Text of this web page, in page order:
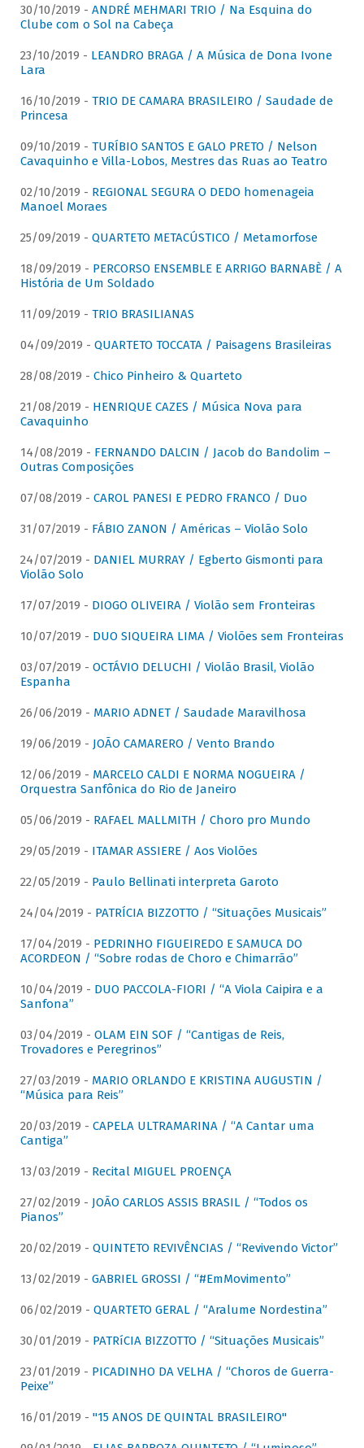
30/10/2019 - ANDRÉ MEHMARI TRIO / Na Esquina do
Clube com o Sol na Cabeça
23/10/2019 - LEANDRO BRAGA / A Música de Dona Ivone
Lara
16/10/2019 - TRIO DE CAMARA BRASILEIRO / Saudade de
Princesa
09/10/2019 - TURÍBIO SANTOS E GALO PRETO / Nelson
Cavaquinho e Villa-Lobos, Mestres das Ruas ao Teatro
02/10/2019 - REGIONAL SEGURA O DEDO homenageia
Manoel Moraes
25/09/2019 - QUARTETO METACÚSTICO / Metamorfose
18/09/2019 - PERCORSO ENSEMBLE E ARRIGO BARNABÈ / A
História de Um Soldado
11/09/2019 - TRIO BRASILIANAS
04/09/2019 - QUARTETO TOCCATA / Paisagens Brasileiras
28/08/2019 - Chico Pinheiro & Quarteto
21/08/2019 - HENRIQUE CAZES / Música Nova para
Cavaquinho
14/08/2019 - FERNANDO DALCIN / Jacob do Bandolim –
Outras Composições
07/08/2019 - CAROL PANESI E PEDRO FRANCO / Duo
31/07/2019 - FÁBIO ZANON / Américas – Violão Solo
24/07/2019 - DANIEL MURRAY / Egberto Gismonti para
Violão Solo
17/07/2019 - DIOGO OLIVEIRA / Violão sem Fronteiras
10/07/2019 - DUO SIQUEIRA LIMA / Violões sem Fronteiras
03/07/2019 - OCTÁVIO DELUCHI / Violão Brasil, Violão
Espanha
26/06/2019 - MARIO ADNET / Saudade Maravilhosa
19/06/2019 - JOÃO CAMARERO / Vento Brando
12/06/2019 - MARCELO CALDI E NORMA NOGUEIRA /
Orquestra Sanfônica do Rio de Janeiro
05/06/2019 - RAFAEL MALLMITH / Choro pro Mundo
29/05/2019 - ITAMAR ASSIERE / Aos Violões
22/05/2019 - Paulo Bellinati interpreta Garoto
24/04/2019 - PATRÍCIA BIZZOTTO / “Situações Musicais”
17/04/2019 - PEDRINHO FIGUEIREDO E SAMUCA DO
ACORDEON / “Sobre rodas de Choro e Chimarrão”
10/04/2019 - DUO PACCOLA-FIORI / “A Viola Caipira e a
Sanfona”
03/04/2019 - OLAM EIN SOF / “Cantigas de Reis,
Trovadores e Peregrinos”
27/03/2019 - MARIO ORLANDO E KRISTINA AUGUSTIN /
“Música para Reis”
20/03/2019 - CAPELA ULTRAMARINA / “A Cantar uma
Cantiga”
13/03/2019 - Recital MIGUEL PROENÇA
27/02/2019 - JOÃO CARLOS ASSIS BRASIL / “Todos os
Pianos”
20/02/2019 - QUINTETO REVIVÊNCIAS / “Revivendo Victor”
13/02/2019 - GABRIEL GROSSI / “#EmMovimento”
06/02/2019 - QUARTETO GERAL / “Aralume Nordestina”
30/01/2019 - PATRíCIA BIZZOTTO / “Situações Musicais”
23/01/2019 - PICADINHO DA VELHA / “Choros de Guerra-
Peixe”
16/01/2019 - "15 ANOS DE QUINTAL BRASILEIRO"